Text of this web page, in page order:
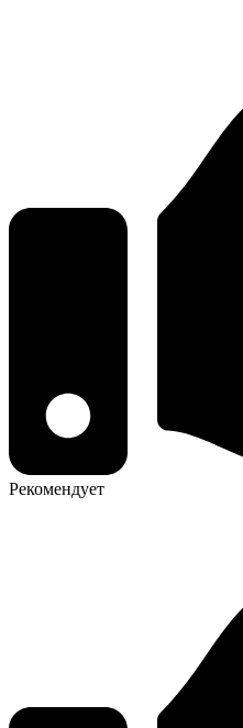
Рекомендует